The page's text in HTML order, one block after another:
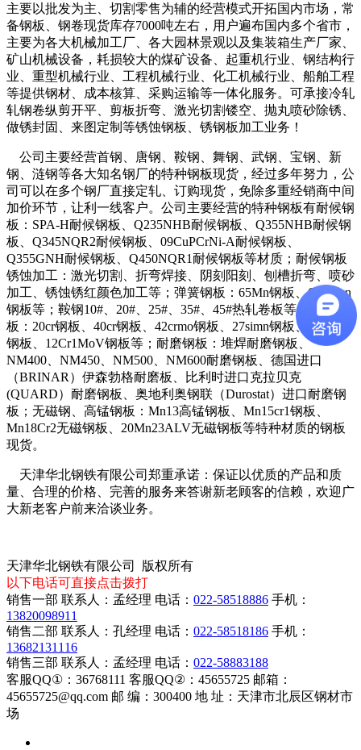
主要以批发为主、切割零售为辅的经营模式开拓国内市场，常
备钢板、钢卷现货库存7000吨左右，用户遍布国内多个省市，
主要为各大机械加工厂、各大园林景观以及集装箱生产厂家、
矿山机械设备，耗损较大的煤矿设备、起重机行业、钢结构行
业、重型机械行业、工程机械行业、化工机械行业、船舶工程
等提供钢材、成本核算、采购运输等一体化服务。可承接冷轧
轧钢卷纵剪开平、剪板折弯、激光切割镂空、抛丸喷砂除锈、
做锈封固、来图定制等锈蚀钢板、锈钢板加工业务！
公司主要经营首钢、唐钢、鞍钢、舞钢、武钢、宝钢、新
钢、涟钢等各大知名钢厂的特种钢板现货，经过多年努力，公
司可以在多个钢厂直接定轧、订购现货，免除多重经销商中间
加价环节，让利一线客户。公司主要经营的特种钢板有耐候钢
板：SPA-H耐候钢板、Q235NHB耐候钢板、Q355NHB耐候钢
板、Q345NQR2耐候钢板、09CuPCrNi-A耐候钢板、
Q355GNH耐候钢板、Q450NQR1耐候钢板等材质；耐候钢板
锈蚀加工：激光切割、折弯焊接、阴刻阳刻、刨槽折弯、喷砂
加工、锈蚀锈红颜色加工等；弹簧钢板：65Mn钢板、60si2mn
钢板等；鞍钢10#、20#、25#、35#、45#热轧卷板等；合金钢
板：20cr钢板、40cr钢板、42crmo钢板、27simn钢板、15CrMo
钢板
、12Cr1MoV钢板等；耐磨钢板：堆焊耐磨钢板、
NM400、NM450、NM500、NM600耐磨钢板、德国进口
（BRINAR）伊森勃格耐磨板、比利时进口克拉贝克
(QUARD）耐磨钢板、奥地利奥钢联（Durostat）进口耐磨钢
板；无磁钢、高锰钢板：Mn13高锰钢板、Mn15cr1钢板、
Mn18Cr2无磁钢板、20Mn23ALV无磁钢板等特种材质的钢板
现货。
天津华北钢铁有限公司郑重承诺：保证以优质的产品和质
量、合理的价格、完善的服务来答谢新老顾客的信赖，欢迎广
大新老客户前来洽谈业务。
天津华北钢铁有限公司 版权所有
以下电话可直接点击拨打
销售一部 联系人：孟经理 电话： 022-58518886 手机：
13820098911
销售二部 联系人：孔经理 电话： 022-58518186 手机：
13682131116
销售三部 联系人：孟经理 电话： 022-58883188
客服QQ①：36768111 客服QQ②：45655725 邮箱：
45655725@qq.com 邮 编：300400 地 址：天津市北辰区钢材市
场